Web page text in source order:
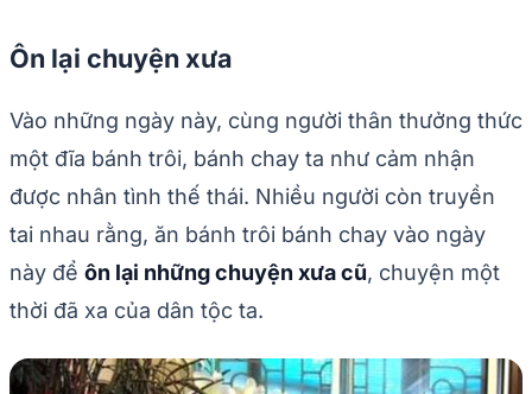
Ôn lại chuyện xưa
Vào những ngày này, cùng người thân thưởng thức
một đĩa bánh trôi, bánh chay ta như cảm nhận
được nhân tình thế thái. Nhiều người còn truyền
tai nhau rằng, ăn bánh trôi bánh chay vào ngày
này để ôn lại những chuyện xưa cũ, chuyện một
thời đã xa của dân tộc ta.